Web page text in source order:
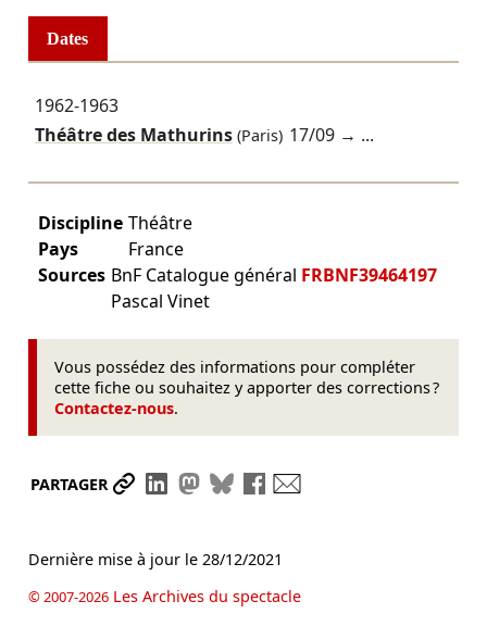
Dates
1962-1963
Théâtre des Mathurins(Paris) 17/09 → ...
Discipline Théâtre
Pays
France
Sources BnF Catalogue général FRBNF39464197
Pascal Vinet
Vous possédez des informations pour compléter
cette fiche ou souhaitez y apporter des corrections ?
Contactez-nous.
PARTAGER Partager le lien
Partager sur LinkedIn
Partager sur Mastodon
Partager sur Bluesky
Partager sur Facebook
Dernière mise à jour le 28/12/2021
© 2007-2026Les Archives du spectacle